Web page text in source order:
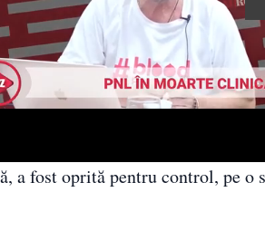
a fost oprită pentru control, pe o